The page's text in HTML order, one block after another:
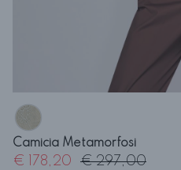
Camicia Metamorfosi
€ 178,20 € 297,00